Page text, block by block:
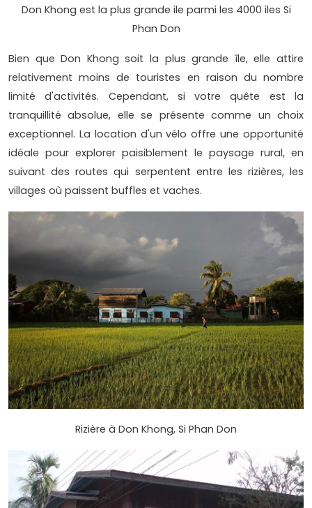
Don Khong est la plus grande ile parmi les 4000 iles Si
Phan Don
Bien que Don Khong soit la plus grande île, elle attire
relativement moins de touristes en raison du nombre
limité d'activités. Cependant, si votre quête est la
tranquillité absolue, elle se présente comme un choix
exceptionnel. La location d'un vélo offre une opportunité
idéale pour explorer paisiblement le paysage rural, en
suivant des routes qui serpentent entre les rizières, les
villages où paissent buffles et vaches.
Rizière à Don Khong, Si Phan Don